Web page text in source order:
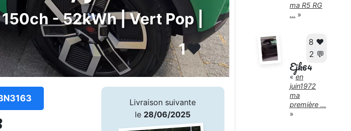
ma R5 RG
... »
8 ❤️
2 💬
Ejk64
«en
juin1972
ma
première ...
»
- 52kWh | Vert Pop |
1❤️
Livraison suivante
le 28/06/2025